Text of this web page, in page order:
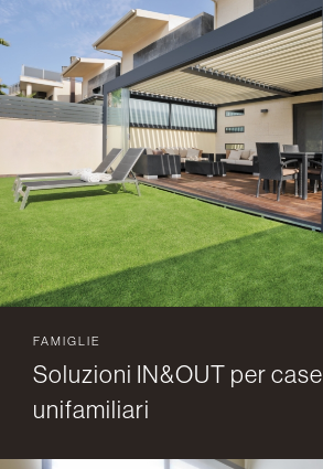
FAMIGLIE
Soluzioni IN&OUT per case
unifamiliari